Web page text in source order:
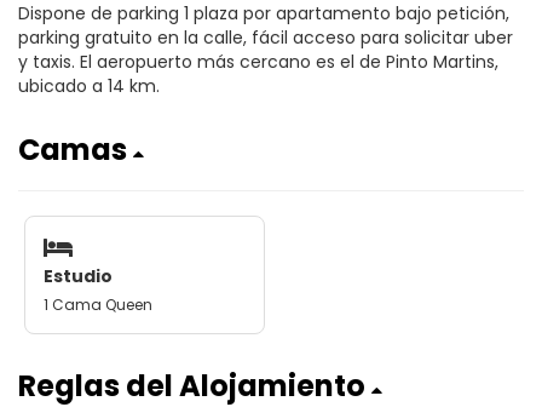
Dispone de parking 1 plaza por apartamento bajo petición,
parking gratuito en la calle, fácil acceso para solicitar uber
y taxis. El aeropuerto más cercano es el de Pinto Martins,
ubicado a 14 km.
Camas
Estudio
1 Cama Queen
Reglas del Alojamiento